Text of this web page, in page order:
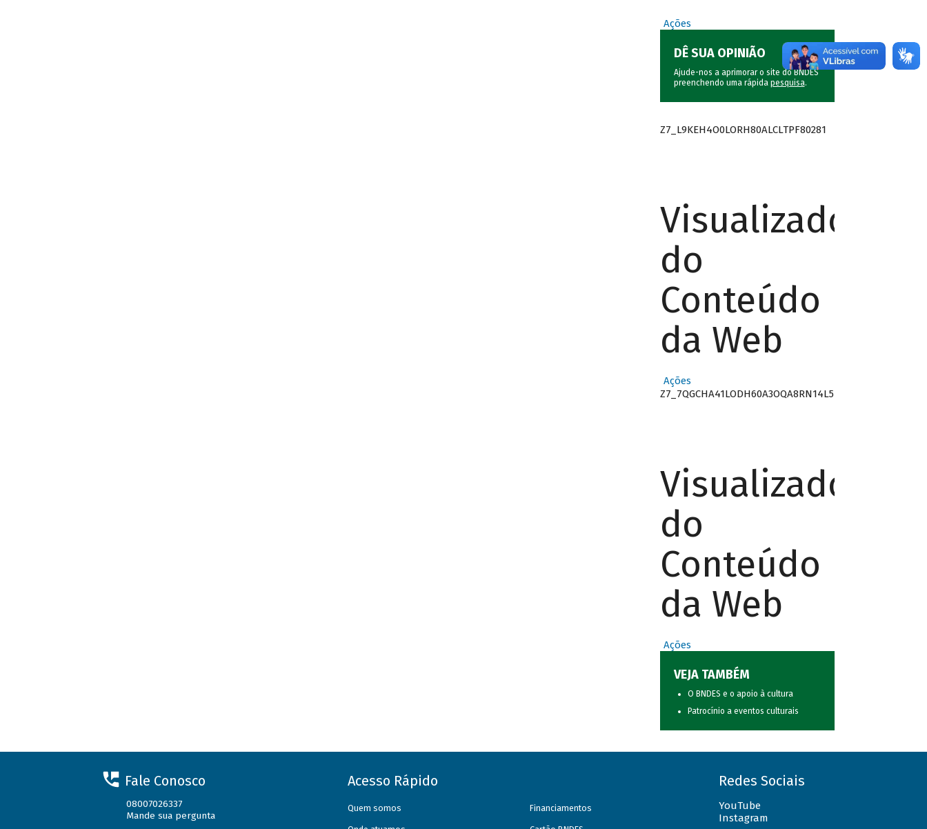
Ações
DÊ SUA OPINIÃO
Ajude-nos a aprimorar o site do BNDES
preenchendo uma rápida pesquisa.
Z7_L9KEH4O0LORH80ALCLTPF80281
Visualizador
do
Conteúdo
da Web
Ações
Z7_7QGCHA41LODH60A3OQA8RN14L5
Visualizador
do
Conteúdo
da Web
Ações
VEJA TAMBÉM
O BNDES e o apoio à cultura
Patrocínio a eventos culturais
Fale Conosco
08007026337
Mande sua pergunta
Acesso Rápido
Quem somos Financiamentos
Redes Sociais
YouTube
Instagram